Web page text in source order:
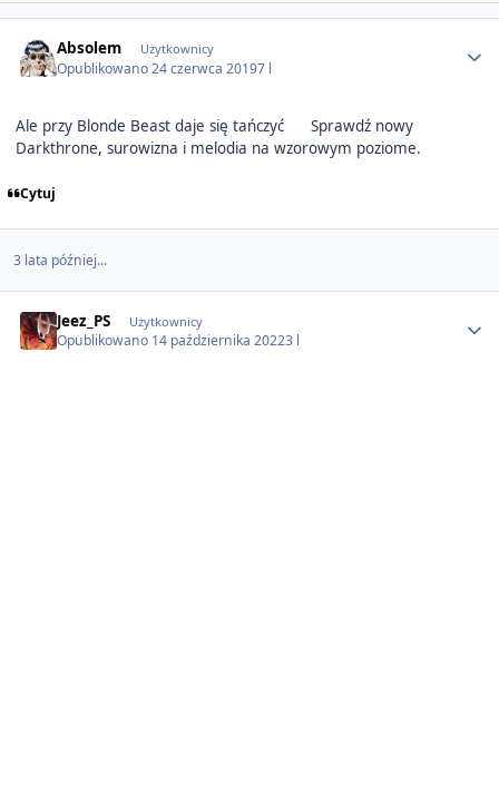
Absolem Użytkownicy
Opublikowano24 czerwca 20197 l
Ale przy Blonde Beast daje się tańczyć
Sprawdź nowy
Darkthrone, surowizna i melodia na wzorowym poziome.
Cytuj
3 lata później...
Jeez_PS Użytkownicy
Opublikowano 14 października 20223 l